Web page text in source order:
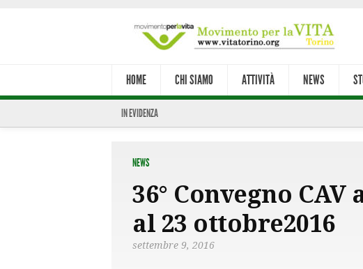
HOME CHI SIAMO ATTIVITÀ NEWS
IN EVIDENZA
NEWS
36° Convegno CAV
al 23 ottobre2016
settembre 9, 2016